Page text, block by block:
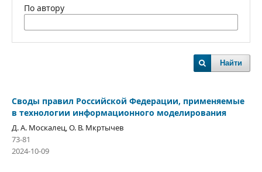
По автору
Найти
Своды правил Российской Федерации, применяемые
в технологии информационного моделирования
Д. А. Москалец, О. В. Мкртычев
73-81
2024-10-09